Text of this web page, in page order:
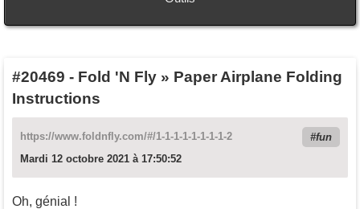
#20469 - Fold 'N Fly » Paper Airplane Folding
Instructions
https://www.foldnfly.com/#/1-1-1-1-1-1-1-1-2
fun
Mardi 12 octobre 2021 à 17:50:52
Oh, génial !